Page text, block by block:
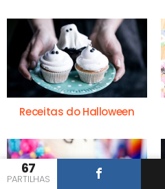
67
PARTILHAS
Receitas do Halloween